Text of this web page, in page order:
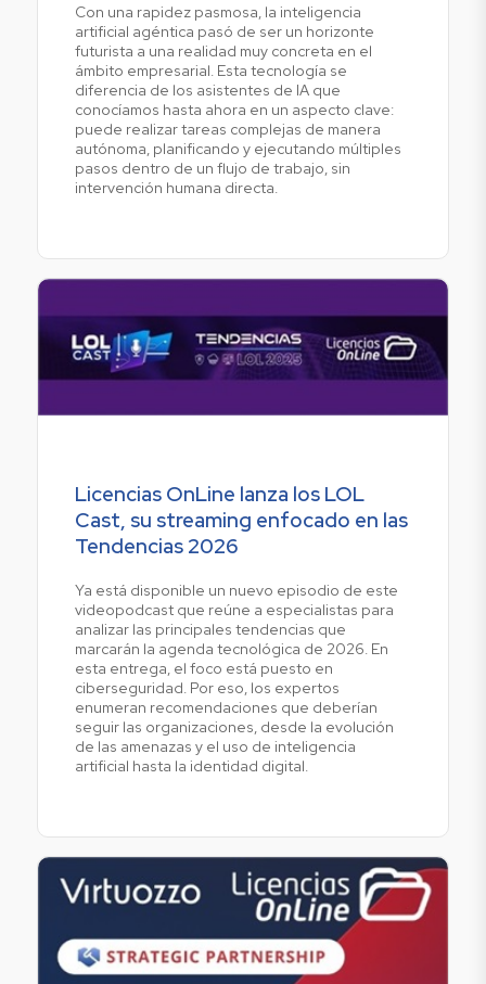
Con una rapidez pasmosa, la inteligencia
artificial agéntica pasó de ser un horizonte
futurista a una realidad muy concreta en el
ámbito empresarial. Esta tecnología se
diferencia de los asistentes de IA que
conocíamos hasta ahora en un aspecto clave:
puede realizar tareas complejas de manera
autónoma, planificando y ejecutando múltiples
pasos dentro de un flujo de trabajo, sin
intervención humana directa.
Licencias OnLine lanza los LOL
Cast, su streaming enfocado en las
Tendencias 2026
Ya está disponible un nuevo episodio de este
videopodcast que reúne a especialistas para
analizar las principales tendencias que
marcarán la agenda tecnológica de 2026. En
esta entrega, el foco está puesto en
ciberseguridad. Por eso, los expertos
enumeran recomendaciones que deberían
seguir las organizaciones, desde la evolución
de las amenazas y el uso de inteligencia
artificial hasta la identidad digital.